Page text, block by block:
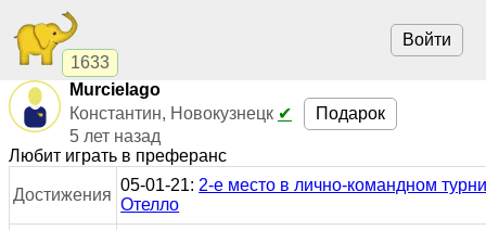
1633
Войти
Murcielago
Константин, Новокузнецк ✔
5 лет назад
Подарок
Любит играть в преферанс
Достижения
05-01-21: 2-е место в лично-командном
Отелло